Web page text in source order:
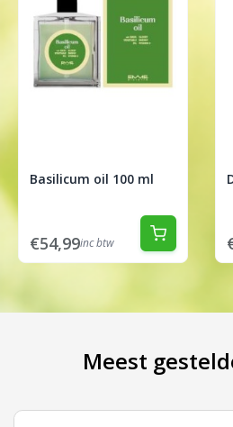
Basilicum oil 100 ml
€54,99inc btw
Meest